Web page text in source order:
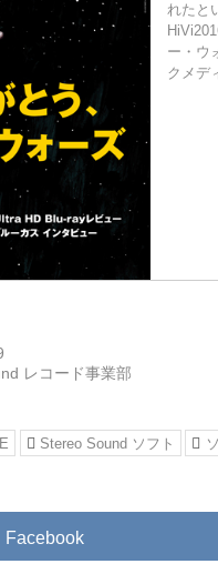
れたと
ー・ウ
クメデ
レコード事業部
Stereo Sound ソフト
Facebook